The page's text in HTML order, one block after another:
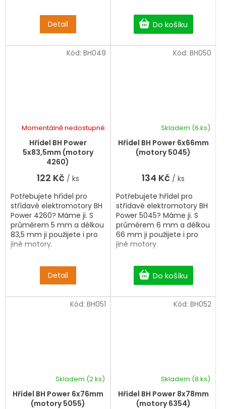
Detail Do košíku
Hřídel BH Power
5x83,5mm (motory
4260)
Momentálně nedostupné
122 Kč / ks
Detail
Potřebujete hřídel pro
střídavé elektromotory BH
Power 4260? Máme ji. S
průměrem 5 mm a délkou
83,5 mm ji použijete i pro
jiné motory.
Kód: BH049
Hřídel BH Power 6x66mm
(motory 5045)
Skladem (6 ks)
134 Kč / ks
Do košíku
Potřebujete hřídel pro
střídavé elektromotory BH
Power 5045? Máme ji. S
průměrem 6 mm a délkou
66 mm ji použijete i pro
jiné motory.
Kód: BH050
Hřídel BH Power 6x76mm
(motory 5055)
Skladem (2 ks)
Kód: BH051
Hřídel BH Power 8x78mm
(motory 6354)
Skladem (8 ks)
Kód: BH052